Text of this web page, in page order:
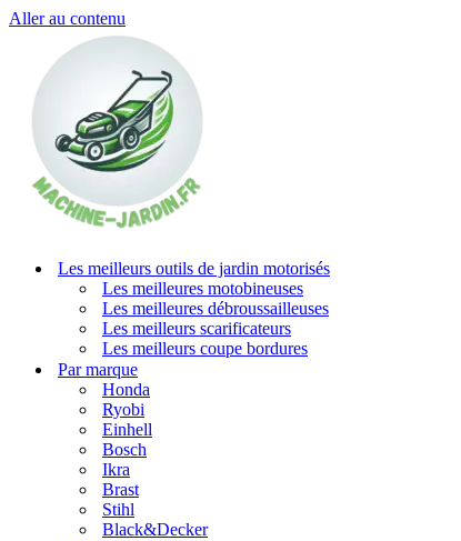
Aller au contenu
Les meilleurs outils de jardin motorisés
Les meilleures motobineuses
Les meilleures débroussailleuses
Les meilleurs scarificateurs
Les meilleurs coupe bordures
Par marque
Honda
Ryobi
Einhell
Bosch
Ikra
Brast
Stihl
Black&Decker